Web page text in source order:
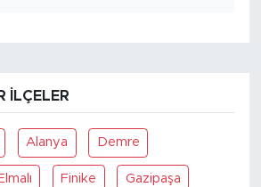
İLÇELER
Alanya Demre
Elmalı Finike Gazipaşa